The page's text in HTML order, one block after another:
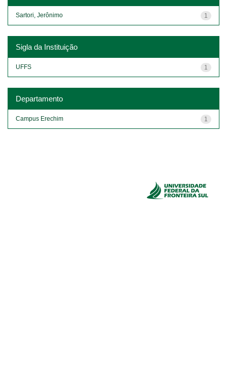
1
Sartori, Jerônimo
Sigla da Instituição
1
UFFS
Departamento
1
Campus Erechim